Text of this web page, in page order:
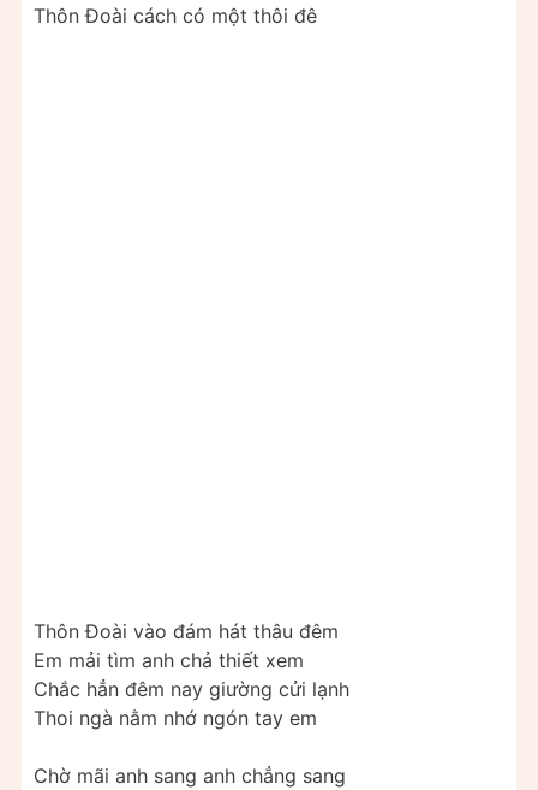
Thôn Ðoài cách có một thôi đê
Thôn Ðoài vào đám hát thâu đêm
Em mải tìm anh chả thiết xem
Chắc hẳn đêm nay giường cửi lạnh
Thoi ngà nằm nhớ ngón tay em
Chờ mãi anh sang anh chẳng sang